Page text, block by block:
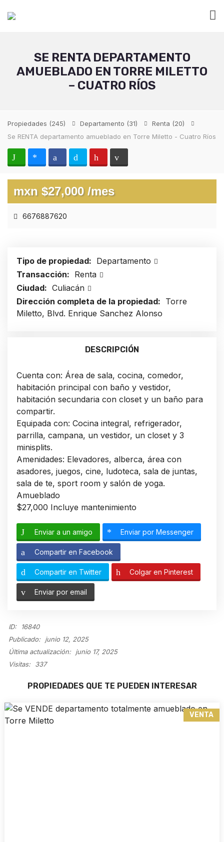
SE RENTA DEPARTAMENTO
AMUEBLADO EN TORRE MILETTO
– CUATRO RÍOS
Propiedades (245) Departamento (31) Renta (20)
Se RENTA departamento amueblado en Torre Miletto - Cuatro Ríos
mxn $27,000 /mes
6676887620
Tipo de propiedad: Departamento
Transacción: Renta
Ciudad: Culiacán
Dirección completa de la propiedad: Torre
Miletto, Blvd. Enrique Sanchez Alonso
DESCRIPCIÓN
Cuenta con: Área de sala, cocina, comedor,
habitación principal con baño y vestidor,
habitación secundaria con closet y un baño para
compartir.
Equipada con: Cocina integral, refrigerador,
parrilla, campana, un vestidor, un closet y 3
minisplits.
Amenidades: Elevadores, alberca, área con
asadores, juegos, cine, ludoteca, sala de juntas,
sala de te, sport room y salón de yoga.
Amueblado
$27,000 Incluye mantenimiento
Enviar a un amigo Enviar por Messenger
Compartir en Facebook
Compartir en Twitter Colgar en Pinterest
Enviar por email
ID:
16840
Publicado:
junio 12, 2025
Última actualización:
junio 17, 2025
Visitas:
337
PROPIEDADES QUE TE PUEDEN INTERESAR
VENTA